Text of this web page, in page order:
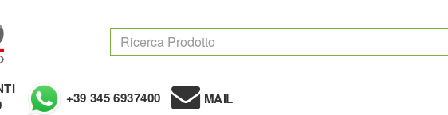
+39 345 6937400 MAIL